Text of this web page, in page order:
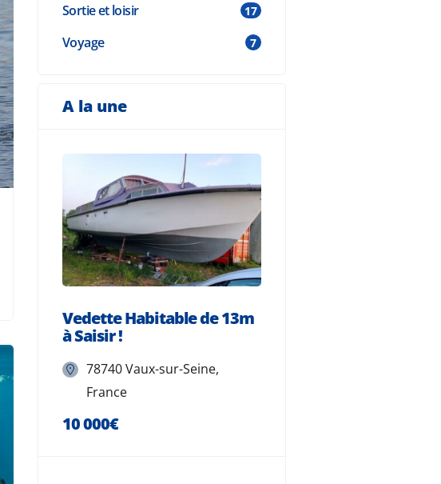
Sortie et loisir 17
Voyage 7
A la une
Vedette Habitable de 13m
à Saisir !
78740 Vaux-sur-Seine,
France
10 000€